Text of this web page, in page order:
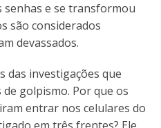
e se transformou
são considerados
devassados.
das investigações que
golpismo. Por que os
entrar nos celulares do